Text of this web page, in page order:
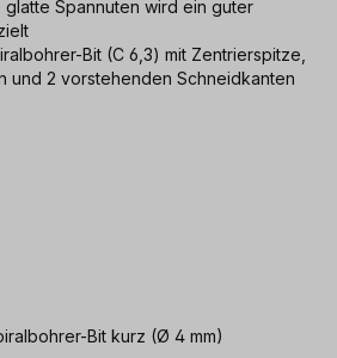
Spannuten wird ein guter
Bit (C 6,3) mit Zentrierspitze,
und 2 vorstehenden Schneidkanten
Bit kurz (Ø 4 mm)